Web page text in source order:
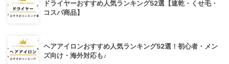
ドライヤーおすすめ人気ランキング52選【速乾・くせ毛・
コスパ商品】
ヘアアイロンおすすめ人気ランキング52選！初心者・メン
ズ向け・海外対応も♪